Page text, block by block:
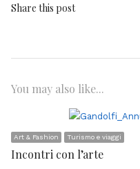
Share this post
You may also like...
Art & Fashion Turismo e viaggi
Incontri con l’arte